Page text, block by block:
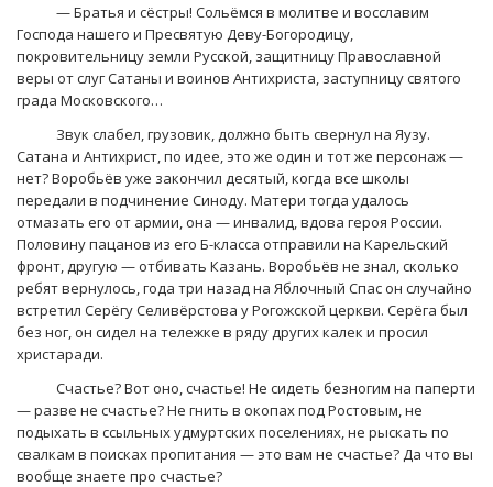
— Братья и сёстры! Сольёмся в молитве и восславим
Господа нашего и Пресвятую Деву-Богородицу,
покровительницу земли Русской, защитницу Православной
веры от слуг Сатаны и воинов Антихриста, заступницу святого
града Московского…
Звук слабел, грузовик, должно быть свернул на Яузу.
Сатана и Антихрист, по идее, это же один и тот же персонаж —
нет? Воробьёв уже закончил десятый, когда все школы
передали в подчинение Синоду. Матери тогда удалось
отмазать его от армии, она — инвалид, вдова героя России.
Половину пацанов из его Б-класса отправили на Карельский
фронт, другую — отбивать Казань. Воробьёв не знал, сколько
ребят вернулось, года три назад на Яблочный Спас он случайно
встретил Серёгу Селивёрстова у Рогожской церкви. Серёга был
без ног, он сидел на тележке в ряду других калек и просил
христаради.
Счастье? Вот оно, счастье! Не сидеть безногим на паперти
— разве не счастье? Не гнить в окопах под Ростовым, не
подыхать в ссыльных удмуртских поселениях, не рыскать по
свалкам в поисках пропитания — это вам не счастье? Да что вы
вообще знаете про счастье?